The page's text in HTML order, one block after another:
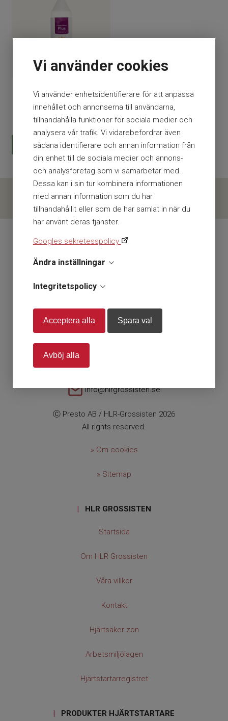
Vi använder cookies
Vi använder enhetsidentifierare för att anpassa
innehållet och annonserna till användarna,
tillhandahålla funktioner för sociala medier och
analysera vår trafik. Vi vidarebefordrar även
sådana identifierare och annan information från
din enhet till de sociala medier och annons-
och analysföretag som vi samarbetar med.
Dessa kan i sin tur kombinera informationen
med annan information som du har
tillhandahållit eller som de har samlat in när du
har använt deras tjänster.
Googles sekretesspolicy
Ändra inställningar
Integritetspolicy
Acceptera alla Spara val
Avböj alla
ml
113 kr
KÖP
Inkl. moms/Exkl. moms
+46 (0)10 179 38 80
info@hlrgrossisten.se
Ⓒ Presto AB / HLR-Grossisten 2026
All rights reserved.
» Om cookies
» Sitemap
| HLR GROSSISTEN
Startsida
Om HLR Grossisten
Våra villkor
Kontakt
Hjärtsäker zon
Arbetsmiljölagen
Hjärtstartarregistret
| PRODUKTER HJÄRTSTARTARE